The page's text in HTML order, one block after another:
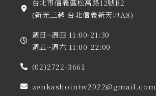
台北市信義區松高路12號B2
(新光三越 台北信義新天地A8)
週日~週四 11:00-21:30
週五~週六 11:00-22:00
(02)2722-3661
zenkashointw2022@gmail.com